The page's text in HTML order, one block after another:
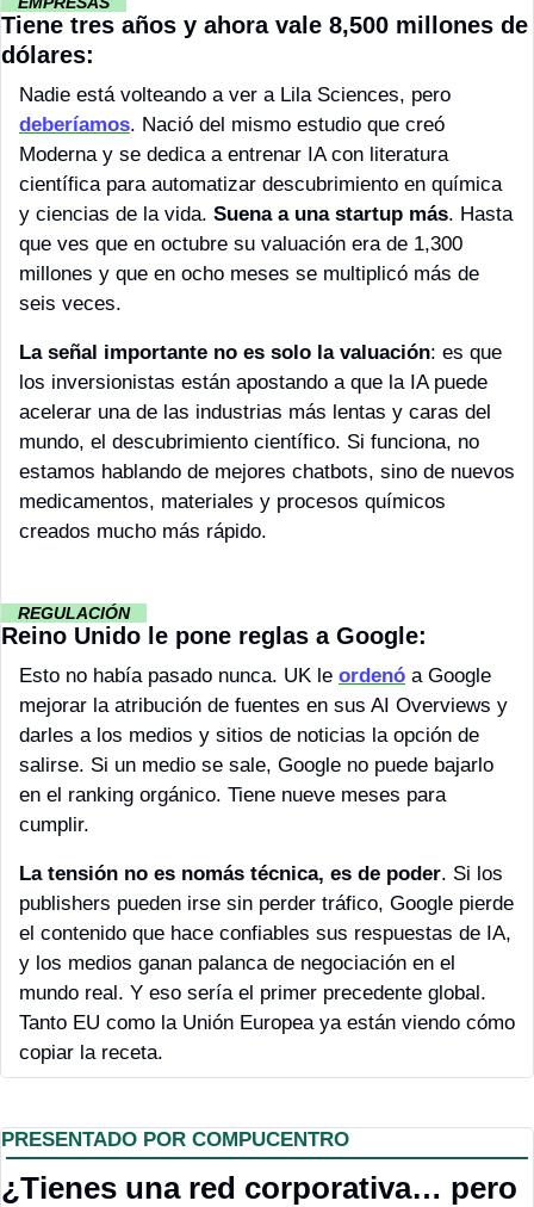
Tiene tres años y ahora vale 8,500 millones de
dólares:
deberíamos. Nació del mismo estudio que creó
Moderna y se dedica a entrenar IA con literatura
científica para automatizar descubrimiento en química
y ciencias de la vida. Suena a una startup más. Hasta
que ves que en octubre su valuación era de 1,300
millones y que en ocho meses se multiplicó más de
seis veces.
La señal importante no es solo la valuación: es que
los inversionistas están apostando a que la IA puede
acelerar una de las industrias más lentas y caras del
mundo, el descubrimiento científico. Si funciona, no
estamos hablando de mejores chatbots, sino de nuevos
medicamentos, materiales y procesos químicos
creados mucho más rápido.
REGULACIÓN
Reino Unido le pone reglas a Google:
Esto no había pasado nunca. UK le ordenó a Google
mejorar la atribución de fuentes en sus AI Overviews y
darles a los medios y sitios de noticias la opción de
salirse. Si un medio se sale, Google no puede bajarlo
en el ranking orgánico. Tiene nueve meses para
cumplir.
La tensión no es nomás técnica, es de poder. Si los
publishers pueden irse sin perder tráfico, Google pierde
el contenido que hace confiables sus respuestas de IA,
y los medios ganan palanca de negociación en el
mundo real. Y eso sería el primer precedente global.
Tanto EU como la Unión Europea ya están viendo cómo
copiar la receta.
PRESENTADO POR COMPUCENTRO
¿Tienes una red corporativa… pero